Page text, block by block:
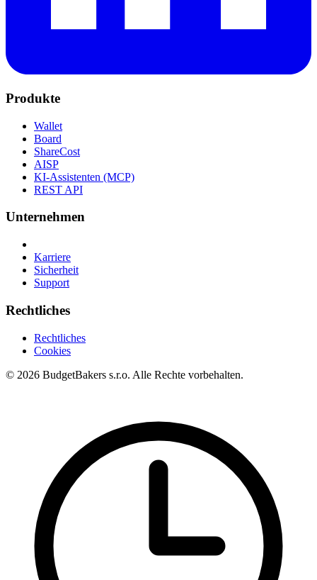
Produkte
Wallet
Board
ShareCost
AISP
KI-Assistenten (MCP)
REST API
Unternehmen
Karriere
Sicherheit
Support
Rechtliches
Rechtliches
Cookies
© 2026 BudgetBakers s.r.o. Alle Rechte vorbehalten.